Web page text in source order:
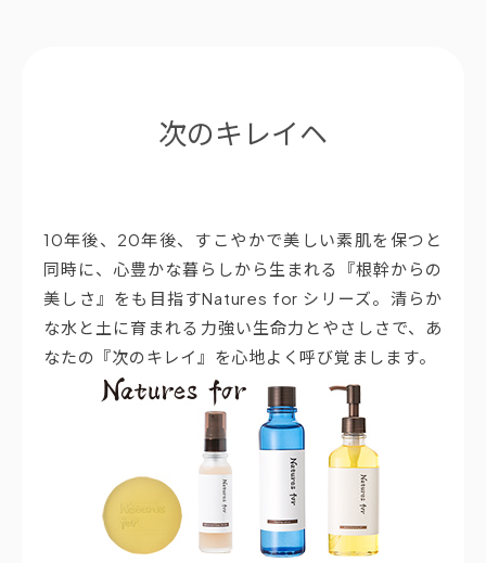
次のキレイヘ
10年後、20年後、すこやかで美しい素肌を保つと
同時に、心豊かな暮らしから生まれる『根幹からの
美しさ』をも目指すNatures for シリーズ。清らか
な水と土に育まれる力強い生命力とやさしさで、あ
なたの『次のキレイ』を心地よく呼び覚まします。